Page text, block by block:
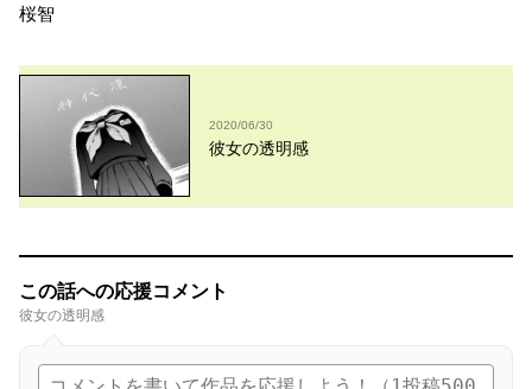
桜智
2020/06/30
彼女の透明感
この話への応援コメント
彼女の透明感